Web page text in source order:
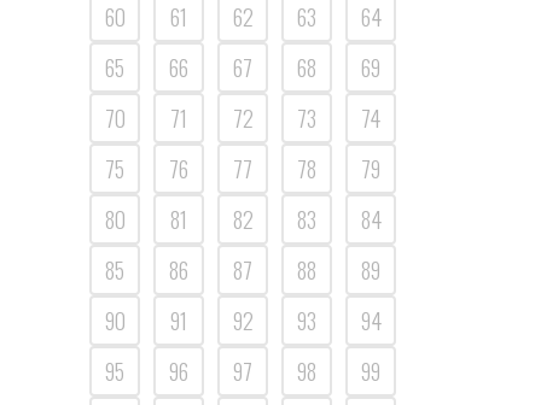
60
61 62 63
64
65
66 67 68
69
70
71 72 73
74
75
76 77 78
79
80
81 82 83
84
85
86 87 88
89
90
91 92 93
94
95
96 97 98
99